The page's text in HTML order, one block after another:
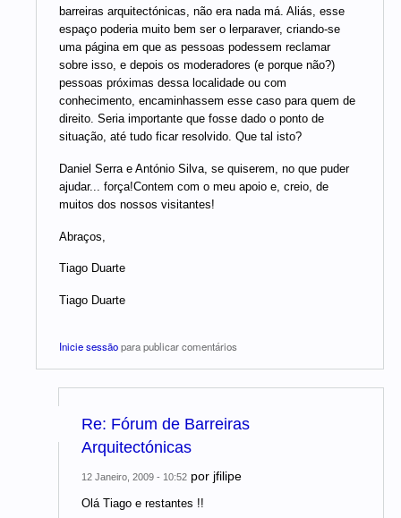
barreiras arquitectónicas, não era nada má. Aliás, esse
espaço poderia muito bem ser o lerparaver, criando-se
uma página em que as pessoas podessem reclamar
sobre isso, e depois os moderadores (e porque não?)
pessoas próximas dessa localidade ou com
conhecimento, encaminhassem esse caso para quem de
direito. Seria importante que fosse dado o ponto de
situação, até tudo ficar resolvido. Que tal isto?
Daniel Serra e António Silva, se quiserem, no que puder
ajudar... força!Contem com o meu apoio e, creio, de
muitos dos nossos visitantes!
Abraços,
Tiago Duarte
Tiago Duarte
Inicie sessãopara publicar comentários
Re: Fórum de Barreiras
Arquitectónicas
12 Janeiro, 2009 - 10:52 por jfilipe
Olá Tiago e restantes !!